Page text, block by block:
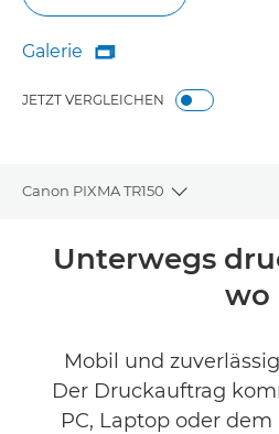
Galerie
Galerie

JETZT VERGLEICHEN
Canon PIXMA TR150
Toggle
Übersicht
Produktbewertungen
Support
Unterwegs
wo
Mobil und
Der Druckauftrag
PC, Laptop oder